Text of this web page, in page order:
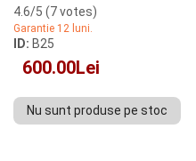
4.6/5 (7votes)
Garantie 12 luni.
ID: B25
600.00Lei
Nu sunt produse pe stoc